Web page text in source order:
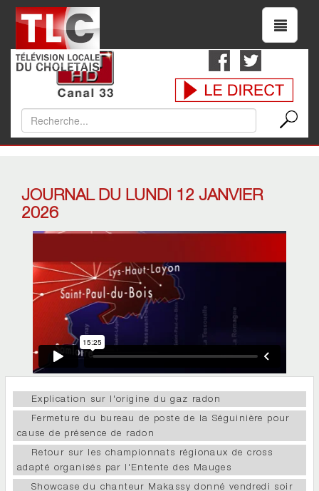
JOURNAL DU LUNDI 12 JANVIER
2026
Explication sur l'origine du gaz radon
Fermeture du bureau de poste de la Séguinière pour
cause de présence de radon
Retour sur les championnats régionaux de cross
adapté organisés par l'Entente des Mauges
Showcase du chanteur Makassy donné vendredi soir